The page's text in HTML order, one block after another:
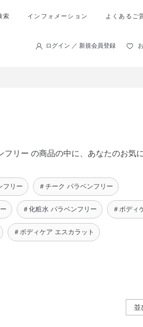
索 インフォメーション よくあるご
ログイン ／ 新規会員登録
リー の商品の中に、あなたのお気
フリー ＃チーク パラベンフリー
＃化粧水 パラベンフリー ＃ボディ
＃ボディケア エスカラット